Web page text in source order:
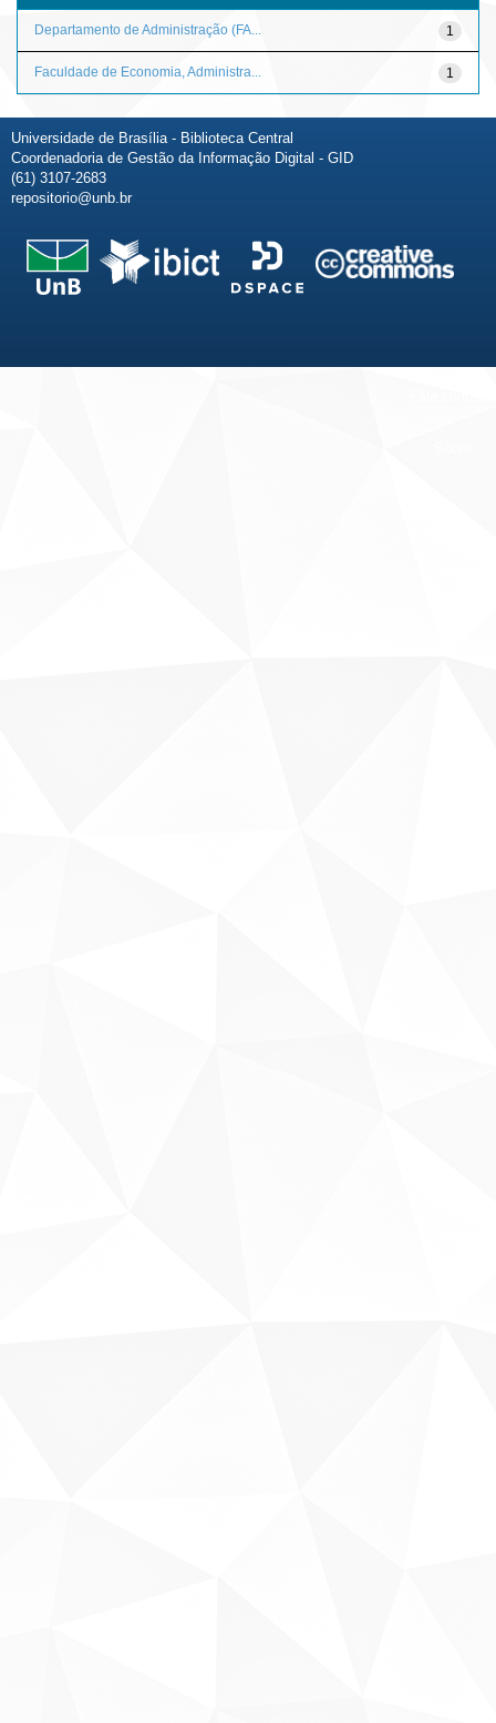
1
Departamento de Administração (FA...
1
Faculdade de Economia, Administra...
Universidade de Brasília - Biblioteca Central
Coordenadoria de Gestão da Informação Digital - GID
(61) 3107-2683
repositorio@unb.br